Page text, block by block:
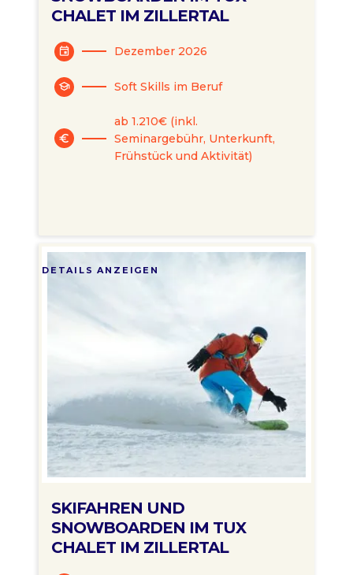
CHALET IM ZILLERTAL
event Dezember 2026
school Soft Skills im Beruf
euro
ab 1.210€ (inkl.
Seminargebühr, Unterkunft,
Frühstück und Aktivität)
SKIFAHREN UND
SNOWBOARDEN IM TUX
CHALET IM ZILLERTAL
DETAILS ANZEIGEN